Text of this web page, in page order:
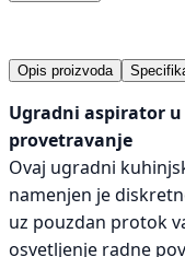
Opis proizvoda
Ugradni aspirator
provetravanje
Ovaj ugradni
namenjen je
uz pouzdan protok
osvetljenje radne